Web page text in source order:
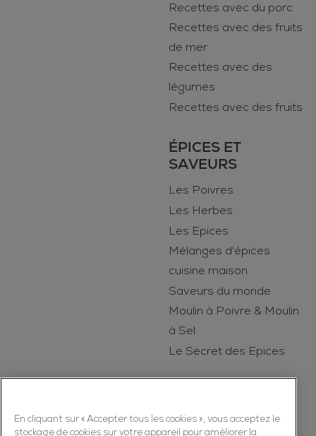
Recettes avec du porc
Recettes avec des fruits
de mer
Recettes avec des
légumes
Recettes avec des fruits
ÉPICES ET
SAVEURS
Les Poivres
Les Herbes
Les Epices
Mélanges d'épices
cuisine maison
Saveurs du monde
Moulin à Poivre & Moulin
à Sel
Le Secret des Epices
En cliquant sur « Accepter tous les cookies », vous acceptez le
stockage de cookies sur votre appareil pour améliorer la